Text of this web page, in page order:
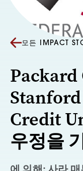
모든 IMPACT
Credit
우정을